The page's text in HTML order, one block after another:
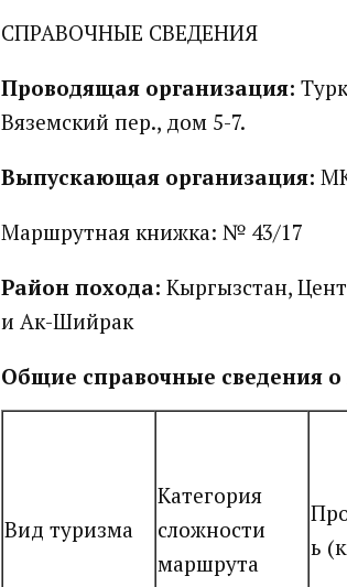
СПРАВОЧНЫЕ СВЕДЕНИЯ
Проводящая организация:
Вяземский пер., дом 5-7.
Выпускающая организация:
Маршрутная книжка: № 43/17
Район похода: Кыргызстан,
и Ак-Шийрак
Общие справочные сведения
Вид туризма
Категория
сложности
маршрута
ь